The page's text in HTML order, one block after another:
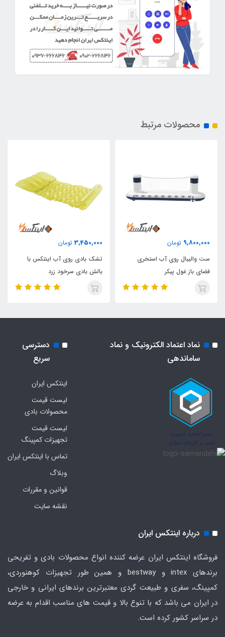
محصولات مرتبط
9,800,000 تومان
ست والیبال روی آب استخری
فضای باز غول پیکر
3,450,000 تومان
تشک بادی روی آب اینتکس با
بالش بادی سرخود زرد
نماد اعتماد الکترونیک و نماد
ساماندهی
دسترسی
سریع
اینتکس ایران
لیست قیمت
محصولات بادی
لیست قیمت
تجهیزات کمپینگ
تماس با اینتکس ایران
وبلاگ
قوانین و مقررات
نقشه سایت
درباره اینتکس ایران
فروشگاه اینتکس ایران عرضه کننده انواع محصولات بادی و تفریحی
برندهای intex و bestway و همین طور تجهیزات کوهنوردی،
کمپینگ، سفری و طبیعت گردی معتبرترین برندهای ایرانی و خارجی
در ایران می باشد که با تنوع بالا و قیمت های مناسب اقدام به عرضه
در سراسر کشور کرده است.